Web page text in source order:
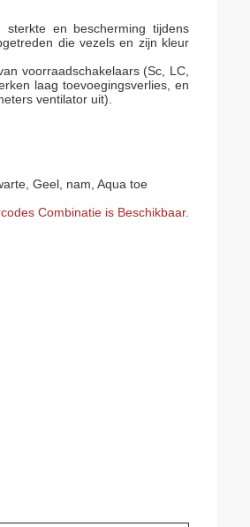
sterkte en bescherming tijdens
die vezels en zijn kleur
voorraadschakelaars (Sc, LC,
laag toevoegingsverlies, en
ventilator uit).
Geel, nam, Aqua toe
Combinatie is Beschikbaar.